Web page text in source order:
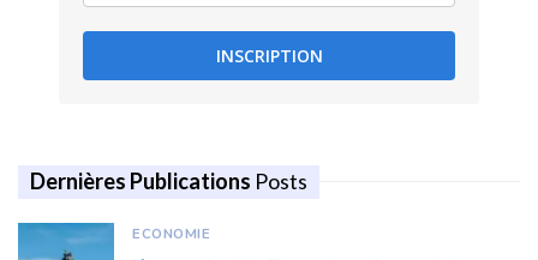
INSCRIPTION
Dernières Publications Posts
ECONOMIE